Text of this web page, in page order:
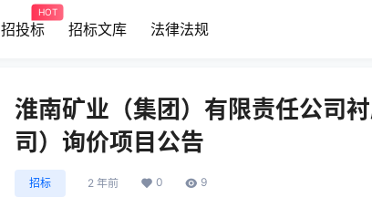
招投标
HOT
招标文库 法律法规
淮南矿业（集团）有限责任公司
司）询价项目公告
招标 2 年前 0 9